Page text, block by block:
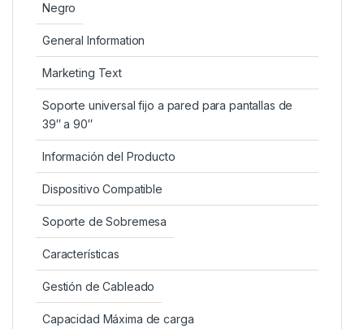
Negro
General Information
Marketing Text
Soporte universal fijo a pared para pantallas de
39″ a 90″
Información del Producto
Dispositivo Compatible
Soporte de Sobremesa
Características
Gestión de Cableado
Capacidad Máxima de carga